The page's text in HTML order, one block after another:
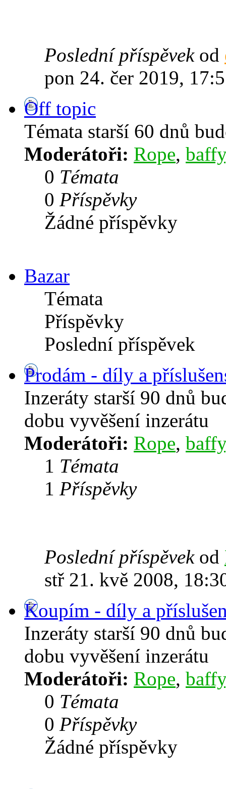
Poslední příspěvekod
pon 24. čer 2019,
Off topic
Témata starší 60 dnů
Moderátoři: Rope, baffy
0 Témata
0 Příspěvky
Žádné příspěvky
Bazar
Témata
Příspěvky
Poslední příspěvek
Prodám - díly a
Inzeráty starší 90 dnů
dobu vyvěšení inzerátu
Moderátoři: Rope, baffy
1 Témata
1 Příspěvky
Poslední příspěvekod
stř 21. kvě 2008,
Koupím - díly a
Inzeráty starší 90 dnů
dobu vyvěšení inzerátu
Moderátoři: Rope, baffy
0 Témata
0 Příspěvky
Žádné příspěvky